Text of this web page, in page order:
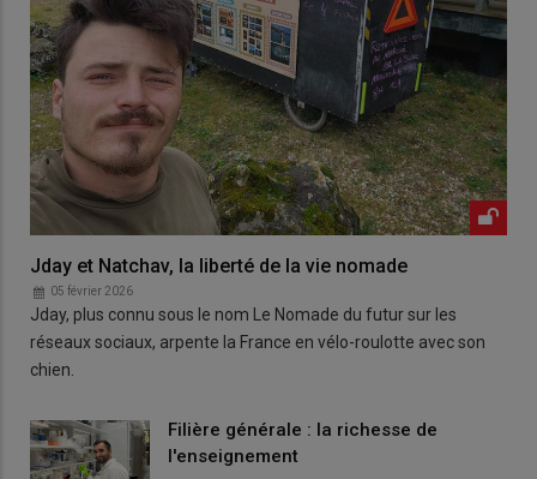
Jday et Natchav, la liberté de la vie nomade
05 février 2026
Jday, plus connu sous le nom Le Nomade du futur sur les
réseaux sociaux, arpente la France en vélo-roulotte avec son
chien.
Filière générale : la richesse de
l'enseignement